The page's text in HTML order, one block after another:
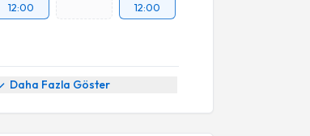
12:00
12:00
Daha Fazla Göster